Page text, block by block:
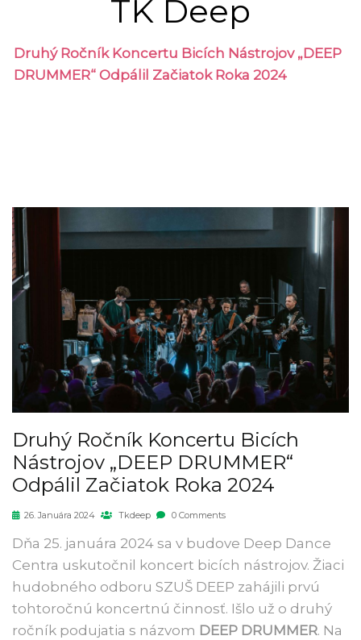
TK Deep
Druhý Ročník Koncertu Bicích Nástrojov „DEEP
DRUMMER“ Odpálil Začiatok Roka 2024
Druhý Ročník Koncertu Bicích
Nástrojov „DEEP DRUMMER“
Odpálil Začiatok Roka 2024
26. Januára 2024 Tkdeep 0 Comments
Dňa 25. januára 2024 sa v budove Deep Dance
Centra uskutočnil koncert bicích nástrojov. Žiaci
hudobného odboru SZUŠ DEEP zahájili prvú
tohtoročnú koncertnú činnosť. Išlo už o druhý
ročník podujatia s názvom DEEP DRUMMER. Na